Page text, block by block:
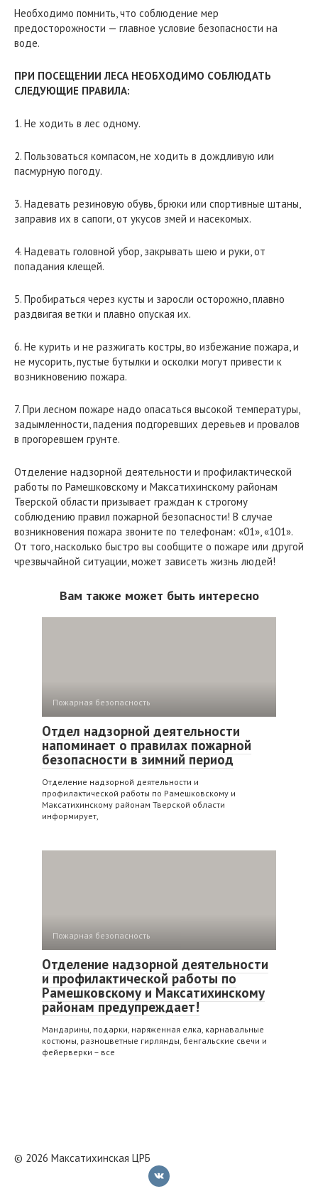
Необходимо помнить, что соблюдение мер
предосторожности — главное условие безопасности на
воде.
ПРИ ПОСЕЩЕНИИ ЛЕСА НЕОБХОДИМО СОБЛЮДАТЬ
СЛЕДУЮЩИЕ ПРАВИЛА:
1. Не ходить в лес одному.
2. Пользоваться компасом, не ходить в дождливую или
пасмурную погоду.
3. Надевать резиновую обувь, брюки или спортивные штаны,
заправив их в сапоги, от укусов змей и насекомых.
4. Надевать головной убор, закрывать шею и руки, от
попадания клещей.
5. Пробираться через кусты и заросли осторожно, плавно
раздвигая ветки и плавно опуская их.
6. Не курить и не разжигать костры, во избежание пожара, и
не мусорить, пустые бутылки и осколки могут привести к
возникновению пожара.
7. При лесном пожаре надо опасаться высокой температуры,
задымленности, падения подгоревших деревьев и провалов
в прогоревшем грунте.
Отделение надзорной деятельности и профилактической
работы по Рамешковскому и Максатихинскому районам
Тверской области призывает граждан к строгому
соблюдению правил пожарной безопасности! В случае
возникновения пожара звоните по телефонам: «01», «101».
От того, насколько быстро вы сообщите о пожаре или другой
чрезвычайной ситуации, может зависеть жизнь людей!
Вам также может быть интересно
Пожарная безопасность
Отдел надзорной деятельности
напоминает о правилах пожарной
безопасности в зимний период
Отделение надзорной деятельности и
профилактической работы по Рамешковскому и
Максатихинскому районам Тверской области
информирует,
Пожарная безопасность
Отделение надзорной деятельности
и профилактической работы по
Рамешковскому и Максатихинскому
районам предупреждает!
Мандарины, подарки, наряженная елка, карнавальные
костюмы, разноцветные гирлянды, бенгальские свечи и
фейерверки – все
© 2026 Максатихинская ЦРБ